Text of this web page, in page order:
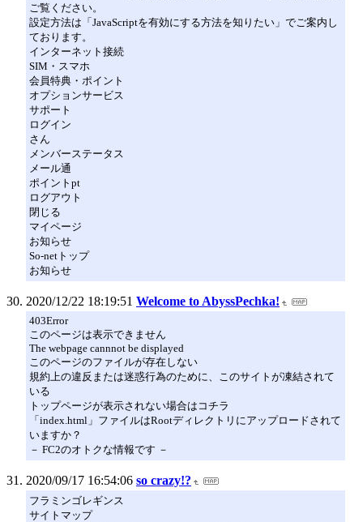
ご覧ください。
設定方法は「JavaScriptを有効にする方法を知りたい」でご案内し
ております。
インターネット接続
SIM・スマホ
会員特典・ポイント
オプションサービス
サポート
ログイン
さん
メンバーステータス
メール通
ポイントpt
ログアウト
閉じる
マイページ
お知らせ
So-netトップ
お知らせ
2020/12/22 18:19:51 Welcome to AbyssPechka!
403Error
このページは表示できません
The webpage cannnot be displayed
このページのファイルが存在しない
規約上の違反または迷惑行為のために、このサイトが凍結されて
いる
トップページが表示されない場合はコチラ
「index.html」ファイルはRootディレクトリにアップロードされて
いますか？
－ FC2のオトクな情報です －
2020/09/17 16:54:06 so crazy!?
フラミンゴレギンス
サイトマップ